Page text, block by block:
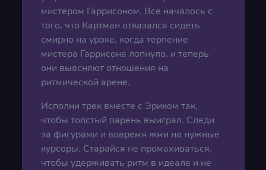
мистером Гаррисоном. Всё началось с
того, что Картман отказался сидеть
смирно на уроке, когда терпение
мистера Гаррисона лопнуло, и теперь
они выясняют отношения на
ритмической арене.
Исполни трек вместе с Эриком так,
чтобы толстый парень выиграл. Следи
за фигурами и вовремя жми на нужные
курсоры. Старайся не промахиваться,
чтобы удерживать ритм в идеале и не